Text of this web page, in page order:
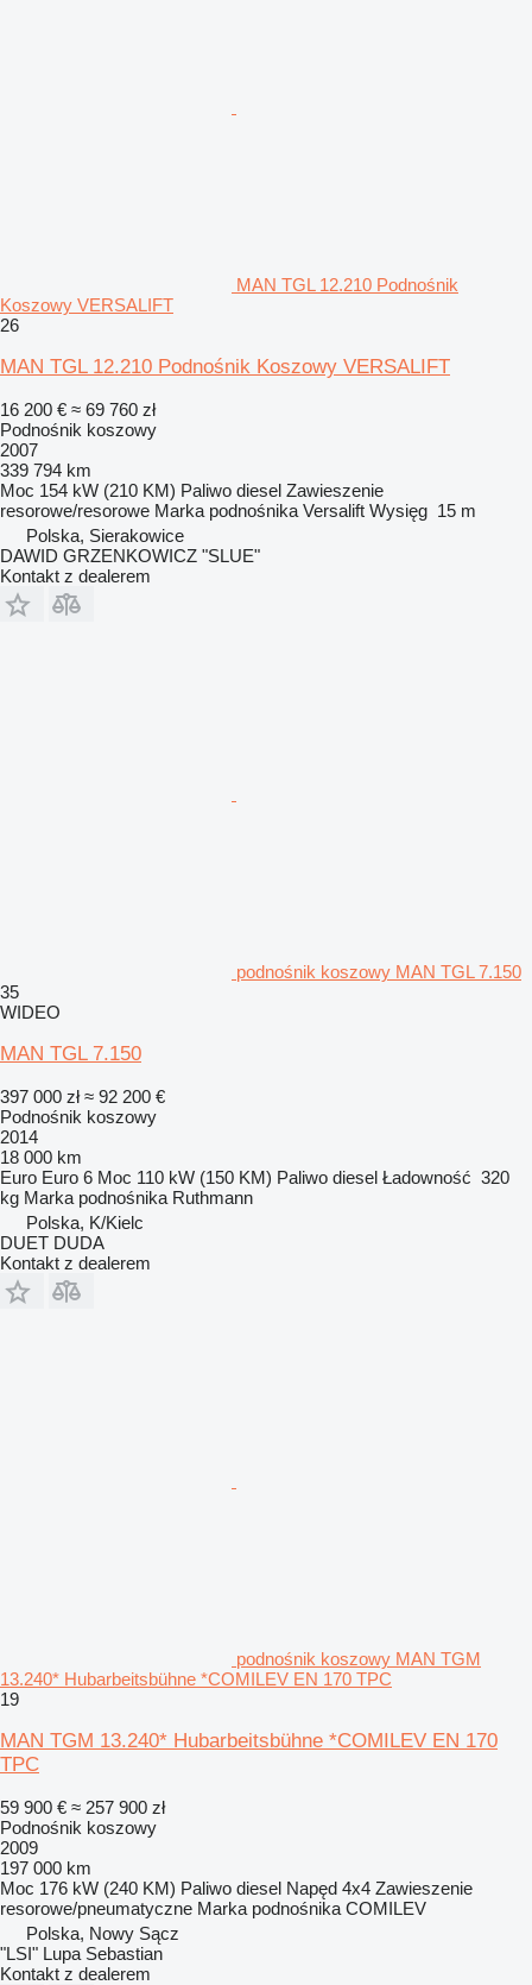
MAN TGL 12.210 Podnośnik
Koszowy VERSALIFT
26
MAN TGL 12.210 Podnośnik Koszowy VERSALIFT
16 200 € ≈ 69 760 zł
Podnośnik koszowy
2007
339 794 km
Moc 154 kW (210 KM) Paliwo diesel Zawieszenie
resorowe/resorowe Marka podnośnika Versalift Wysięg 15 m
Polska, Sierakowice
DAWID GRZENKOWICZ "SLUE"
Kontakt z dealerem
podnośnik koszowy MAN TGL 7.150
35
WIDEO
MAN TGL 7.150
397 000 zł ≈ 92 200 €
Podnośnik koszowy
2014
18 000 km
Euro Euro 6 Moc 110 kW (150 KM) Paliwo diesel Ładowność 320
kg Marka podnośnika Ruthmann
Polska, K/Kielc
DUET DUDA
Kontakt z dealerem
podnośnik koszowy MAN TGM
13.240* Hubarbeitsbühne *COMILEV EN 170 TPC
19
MAN TGM 13.240* Hubarbeitsbühne *COMILEV EN 170
TPC
59 900 € ≈ 257 900 zł
Podnośnik koszowy
2009
197 000 km
Moc 176 kW (240 KM) Paliwo diesel Napęd 4x4 Zawieszenie
resorowe/pneumatyczne Marka podnośnika COMILEV
Polska, Nowy Sącz
"LSI" Lupa Sebastian
Kontakt z dealerem